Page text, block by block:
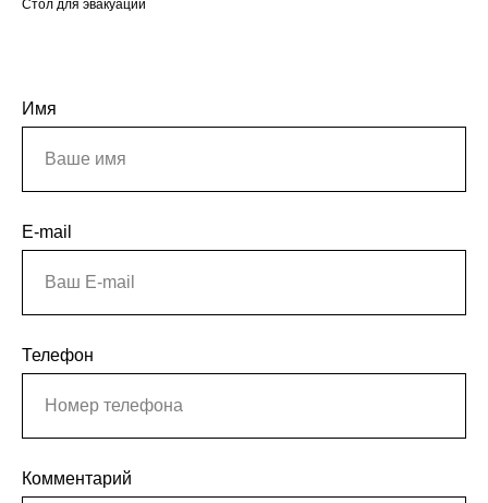
Стол для эвакуации
Имя
E-mail
Телефон
Комментарий